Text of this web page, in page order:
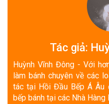
Tác giả:
Huỳnh Vĩnh Đông - Với
làm bánh chuyên về các
tác tại Hồi Đầu Bếp Á
bếp bánh tại các Nhà